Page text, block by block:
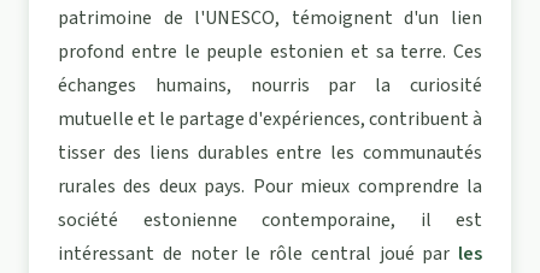
patrimoine de l'UNESCO, témoignent d'un lien
profond entre le peuple estonien et sa terre. Ces
échanges humains, nourris par la curiosité
mutuelle et le partage d'expériences, contribuent à
tisser des liens durables entre les communautés
rurales des deux pays. Pour mieux comprendre la
société estonienne contemporaine, il est
intéressant de noter le rôle central joué par les